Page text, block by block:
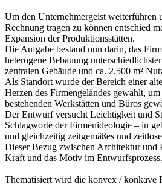
Um den Unternehmergeist weiterführen
Rechnung tragen zu können entschied
Expansion der Produktionsstätten.
Die Aufgabe bestand nun darin, das
heterogene Bebauung
zentralen Gebäude und ca. 2.500 m²
Als Standort wurde der Bereich einer
Herzen des Firmengeländes gewählt,
bestehenden Werkstätten und Büros
Der Entwurf versucht Leichtigkeit und
Schlagworte der Firmenideologie – in
und gleichzeitig zeitgemäßes und
Dieser Bezug zwischen Architektur und
Kraft und das Motiv im Entwurfsprozess.
Thematisiert wird die konvex / konkave